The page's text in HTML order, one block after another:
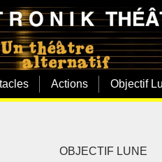
Actions Objectif
OBJECTIF LUNE